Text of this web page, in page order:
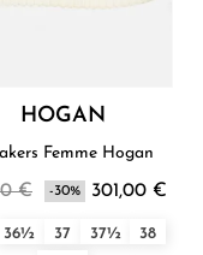
HOGAN
Sneakers Femme Hogan
€ -30% 301,00 €
36½ 37 37½
38